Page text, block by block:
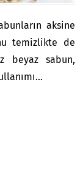
aksine
temizlikte de
beyaz sabun,